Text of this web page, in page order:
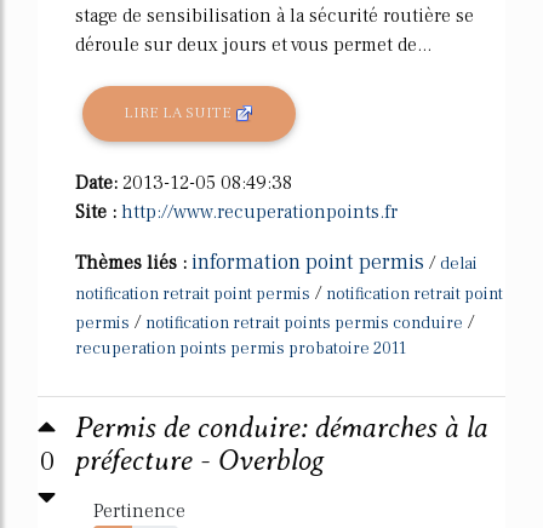
stage de sensibilisation à la sécurité routière se
déroule sur deux jours et vous permet de...
LIRE LA SUITE
Date: 2013-12-05 08:49:38
Site : http://www.recuperationpoints.fr
Thèmes liés : information point permis / delai
notification retrait point permis / notification retrait point
permis / notification retrait points permis conduire /
recuperation points permis probatoire 2011
0
Permis de conduire: démarches à la
préfecture - Overblog
Pertinence